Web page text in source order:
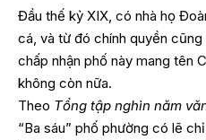
Đầu thế kỷ XIX, có nhà họ
cá, và từ đó chính quyền cũng
chấp nhận phố này mang tên
không còn nữa.
Theo Tổng tập nghìn năm
“Ba sáu” phố phường có lẽ